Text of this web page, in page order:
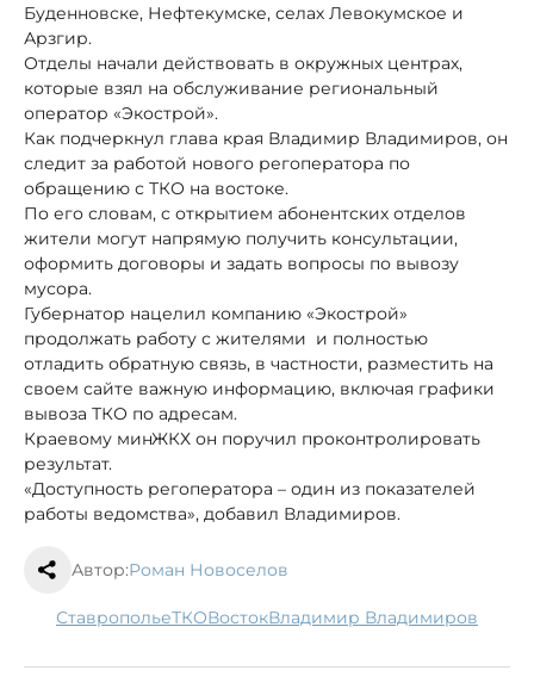
Буденновске, Нефтекумске, селах Левокумское и
Арзгир.
Отделы начали действовать в окружных центрах,
которые взял на обслуживание региональный
оператор «Экострой».
Как подчеркнул глава края Владимир Владимиров, он
следит за работой нового регоператора по
обращению с ТКО на востоке.
По его словам, с открытием абонентских отделов
жители могут напрямую получить консультации,
оформить договоры и задать вопросы по вывозу
мусора.
Губернатор нацелил компанию «Экострой»
продолжать работу с жителями и полностью
отладить обратную связь, в частности, разместить на
своем сайте важную информацию, включая графики
вывоза ТКО по адресам.
Краевому минЖКХ он поручил проконтролировать
результат.
«Доступность регоператора – один из показателей
работы ведомства», добавил Владимиров.
Автор:Роман Новоселов
Ставрополье ТКО восток Владимир Владимиров